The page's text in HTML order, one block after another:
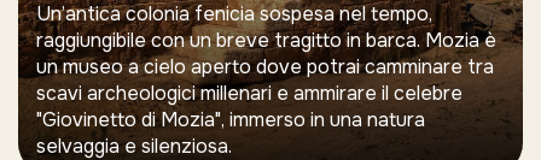
Un’antica colonia fenicia sospesa nel tempo,
raggiungibile con un breve tragitto in barca. Mozia è
un museo a cielo aperto dove potrai camminare tra
scavi archeologici millenari e ammirare il celebre
"Giovinetto di Mozia", immerso in una natura
selvaggia e silenziosa.